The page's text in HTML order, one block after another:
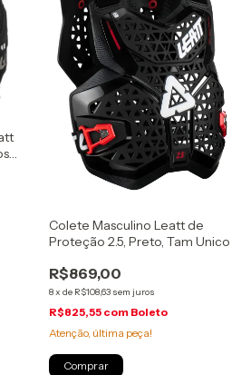
Colete Masculino Leatt de
Proteção 2.5, Preto, Tam Unico
R$869,00
8x de R$108,63 sem juros
R$825,55 com Boleto
Atenção, última peça!